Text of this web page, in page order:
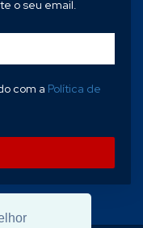
o seu email.
com a Política de